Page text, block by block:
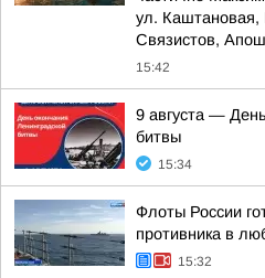
ул.
Связистов,
15:42
9 августа —
битвы
15:34
Флоты России
противника в
15:32